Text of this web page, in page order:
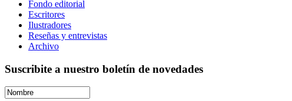
Fondo editorial
Escritores
Ilustradores
Reseñas y entrevistas
Archivo
Suscribite a nuestro boletín de novedades